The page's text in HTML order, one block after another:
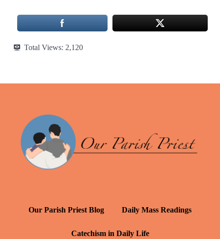
Total Views: 2,120
Our Parish Priest Blog Daily Mass Readings
Catechism in Daily Life